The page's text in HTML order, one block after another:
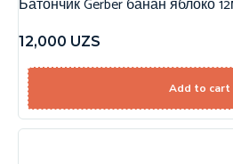
12,000 UZS
Add to cart